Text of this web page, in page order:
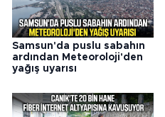
Samsun'da puslu sabahın
ardından Meteoroloji'den
yağış uyarısı